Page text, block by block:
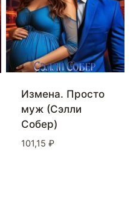
Измена. Просто
муж (Сэлли
Собер)
101,15 ₽